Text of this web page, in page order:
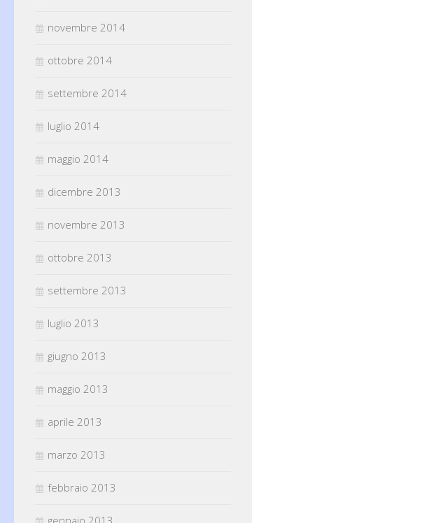
novembre 2014
ottobre 2014
settembre 2014
luglio 2014
maggio 2014
dicembre 2013
novembre 2013
ottobre 2013
settembre 2013
luglio 2013
giugno 2013
maggio 2013
aprile 2013
marzo 2013
febbraio 2013
gennaio 2013